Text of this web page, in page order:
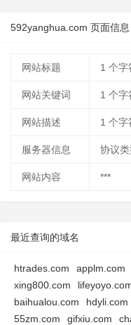
592yanghua.com 页面信息
网站标题 1 个字
网站关键词 1 个字
网站描述 1 个字
服务器信息 协议
网站内容 ***
最近查询的域名
htrades.com applm.com
xing800.com
baihualou.com
hdyli.com
55zm.com
gifxiu.com